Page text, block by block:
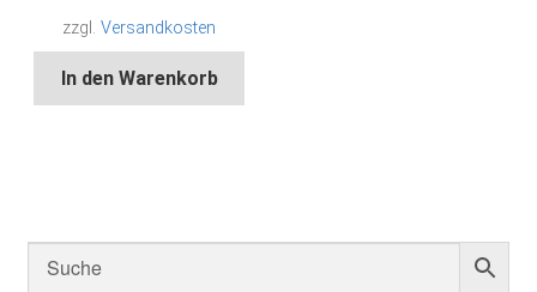
zzgl.Versandkosten
In den Warenkorb